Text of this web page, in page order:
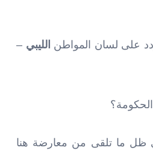
على لسان المواطن الليبي –
ظل ما تلقى من معارضة هنا